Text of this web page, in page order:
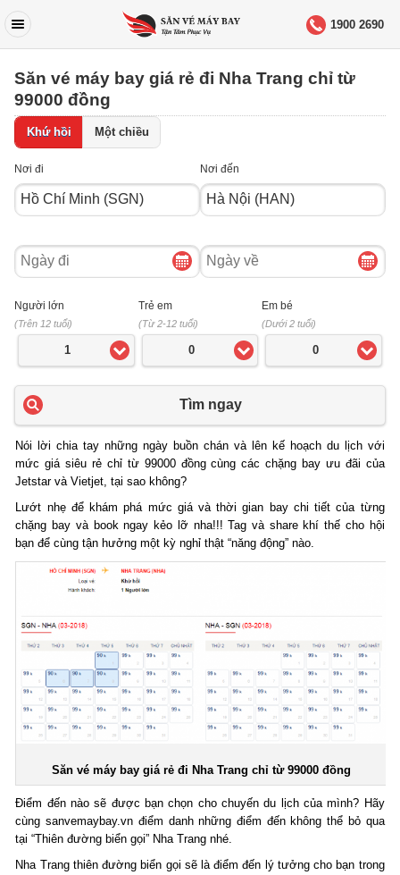
1900 2690
Săn vé máy bay giá rẻ đi Nha Trang chỉ từ
99000 đồng
Khứ hồi Một chiều
Nơi đi Nơi đến
Ngày
đi
Ngày
về
Người lớn
(Trên 12 tuổi)
1
Trẻ em
(Từ 2-12 tuổi)
0
Em bé
(Dưới 2 tuổi)
0
Tìm ngay
Nói lời chia tay những ngày buồn chán và lên kế hoạch du lịch với
mức giá siêu rẻ chỉ từ 99000 đồng cùng các chặng bay ưu đãi của
Jetstar và Vietjet, tại sao không?
Lướt nhẹ để khám phá mức giá và thời gian bay chi tiết của từng
chặng bay và book ngay kẻo lỡ nha!!! Tag và share khí thế cho hội
bạn để cùng tận hưởng một kỳ nghỉ thật “năng động” nào.
Săn vé máy bay giá rẻ đi Nha Trang chỉ từ 99000 đồng
Điểm đến nào sẽ được bạn chọn cho chuyến du lịch của mình? Hãy
cùng sanvemaybay.vn điểm danh những điểm đến không thể bỏ qua
tại “Thiên đường biển gọi” Nha Trang nhé.
Nha Trang thiên đường biển gọi sẽ là điểm đến lý tưởng cho bạn trong